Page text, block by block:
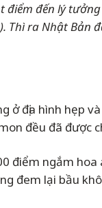
điểm đến lý
ra Nhật Bản
địa hình hẹp
đều đã được
ngắm
đem lại bầu